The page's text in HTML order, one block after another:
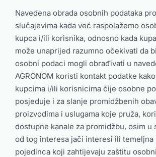
Navedena obrada osobnih podataka
slučajevima kada već raspolažemo
kupca i/ili korisnika, odnosno kada
može unaprijed razumno očekivati da
osobni podaci mogli obrađivati u
AGRONOM koristi kontakt podatke
kupcima i/ili korisnicima čije osobne
posjeduje i za slanje promidžbenih
proizvodima i uslugama koje pruža,
dostupne kanale za promidžbu, osim u
od tog interesa jači interesi ili temeljna
pojedinca koji zahtijevaju zaštitu